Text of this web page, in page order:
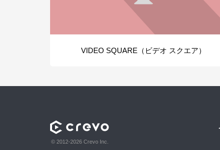
VIDEO SQUARE（ビデオ スクエア）
© 2012-2026 Crevo Inc.